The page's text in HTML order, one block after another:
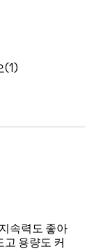
1
속력도 좋아
고 용량도 커